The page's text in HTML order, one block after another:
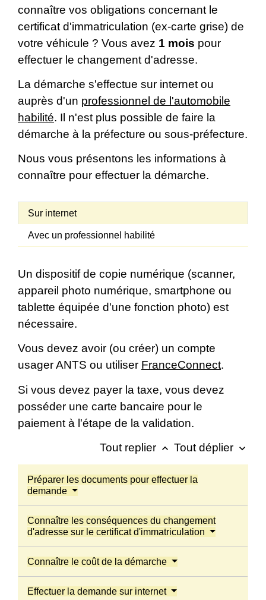
connaître vos obligations concernant le
certificat d'immatriculation (ex-carte grise) de
votre véhicule ? Vous avez 1 mois pour
effectuer le changement d'adresse.
La démarche s'effectue sur internet ou
auprès d'un professionnel de l'automobile
habilité. Il n'est plus possible de faire la
démarche à la préfecture ou sous-préfecture.
Nous vous présentons les informations à
connaître pour effectuer la démarche.
Sur internet
Avec un professionnel habilité
Un dispositif de copie numérique (scanner,
appareil photo numérique, smartphone ou
tablette équipée d'une fonction photo) est
nécessaire.
Vous devez avoir (ou créer) un compte
usager ANTS ou utiliser FranceConnect.
Si vous devez payer la taxe, vous devez
posséder une carte bancaire pour le
paiement à l'étape de la validation.
Tout replier keyboard_arrow_up Tout déplier keyboard_arrow_down
Préparer les documents pour effectuer la
demande
Connaître les conséquences du changement
d'adresse sur le certificat d'immatriculation
Connaître le coût de la démarche
Effectuer la demande sur internet